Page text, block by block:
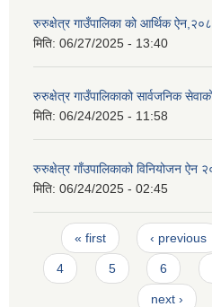
रुरुक्षेत्र गाउँपालिका को आर्थिक
मिति: 06/27/2025 - 13:40
रुरुक्षेत्र गाउँपालिकाको सार्वजनिक
मिति: 06/24/2025 - 11:58
रुरुक्षेत्र गाँउपालिकाको विनियोजन ऐन
मिति: 06/24/2025 - 02:45
Pages
« first ‹ previous
4 5 6
next ›